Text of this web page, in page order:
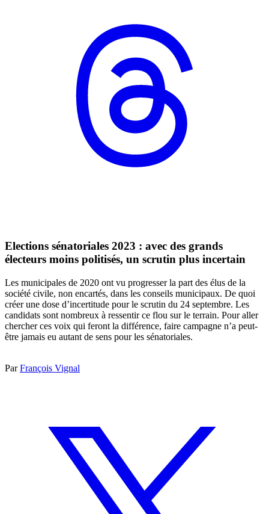
Elections sénatoriales 2023 : avec des grands
électeurs moins politisés, un scrutin plus incertain
Les municipales de 2020 ont vu progresser la part des élus de la
société civile, non encartés, dans les conseils municipaux. De quoi
créer une dose d’incertitude pour le scrutin du 24 septembre. Les
candidats sont nombreux à ressentir ce flou sur le terrain. Pour aller
chercher ces voix qui feront la différence, faire campagne n’a peut-
être jamais eu autant de sens pour les sénatoriales.
ParFrançois Vignal